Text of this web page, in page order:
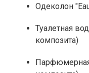
Одеколон
Туалетная
композита)
Парфюмерная